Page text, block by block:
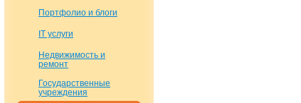
Портфолио и блоги
IT услуги
Недвижимость и
ремонт
Государственные
учреждения